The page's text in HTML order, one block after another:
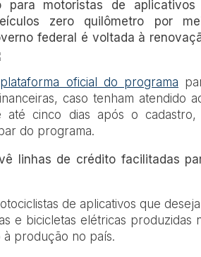
para motoristas de aplicativos
zero quilômetro por
federal é voltada à
plataforma oficial do programa
caso tenham atendido
até cinco dias após o cadastro,
do programa.
linhas de crédito facilitadas
de aplicativos que
e bicicletas elétricas produzidas
à produção no país.